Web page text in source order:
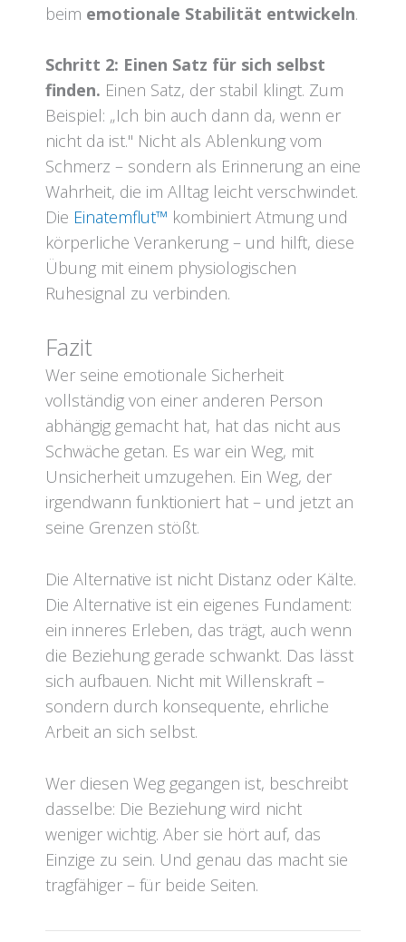
beim emotionale Stabilität entwickeln.
Schritt 2: Einen Satz für sich selbst
finden. Einen Satz, der stabil klingt. Zum
Beispiel: „Ich bin auch dann da, wenn er
nicht da ist." Nicht als Ablenkung vom
Schmerz – sondern als Erinnerung an eine
Wahrheit, die im Alltag leicht verschwindet.
Die Einatemflut™ kombiniert Atmung und
körperliche Verankerung – und hilft, diese
Übung mit einem physiologischen
Ruhesignal zu verbinden.
Fazit
Wer seine emotionale Sicherheit
vollständig von einer anderen Person
abhängig gemacht hat, hat das nicht aus
Schwäche getan. Es war ein Weg, mit
Unsicherheit umzugehen. Ein Weg, der
irgendwann funktioniert hat – und jetzt an
seine Grenzen stößt.
Die Alternative ist nicht Distanz oder Kälte.
Die Alternative ist ein eigenes Fundament:
ein inneres Erleben, das trägt, auch wenn
die Beziehung gerade schwankt. Das lässt
sich aufbauen. Nicht mit Willenskraft –
sondern durch konsequente, ehrliche
Arbeit an sich selbst.
Wer diesen Weg gegangen ist, beschreibt
dasselbe: Die Beziehung wird nicht
weniger wichtig. Aber sie hört auf, das
Einzige zu sein. Und genau das macht sie
tragfähiger – für beide Seiten.